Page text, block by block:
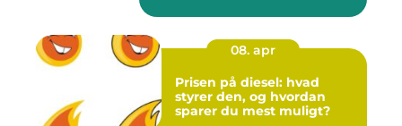
08. apr
Prisen på diesel: hvad
styrer den, og hvordan
sparer du mest muligt?